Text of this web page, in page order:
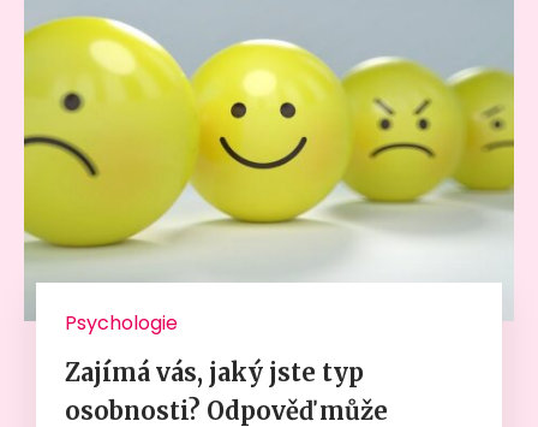
Psychologie
Zajímá vás, jaký jste typ
osobnosti? Odpověď může